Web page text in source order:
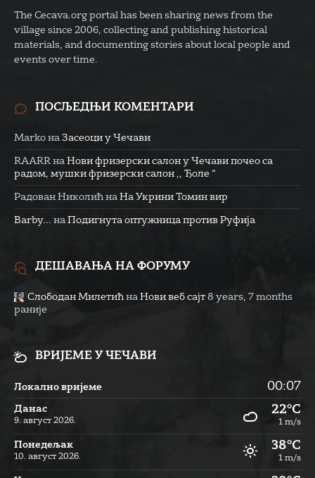
The Cecava.org portal has been sharing news from the
village since 2006, collecting and publishing historical
materials, and documenting stories about local people and
events over time.
ПОСЉЕДЊИ КОМЕНТАРИ
Marko на Засеоци у Чечави
RAARR на Нови фризерски салон у Чечави почео са
радом, мушки фризерски салон ,, Ђоле “
Радован Николић на На Укрини Томин вир
Barby... на Подигнута оптужница против Руфија
ДЕШАВАЊА НА ФОРУМУ
Слободан Милетић на Нови веб сајт 8 years, 7 months
раније
ВРИЈЕМЕ У ЧЕЧАВИ
Локално вријеме 00:07
Данас
9. август 2026.
22°C
1 m/s
Понедељак
10. август 2026.
38°C
1 m/s